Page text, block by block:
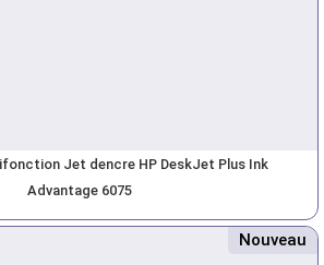
Jet dencre HP DeskJet Plus Ink
Advantage 6075
Nouveau